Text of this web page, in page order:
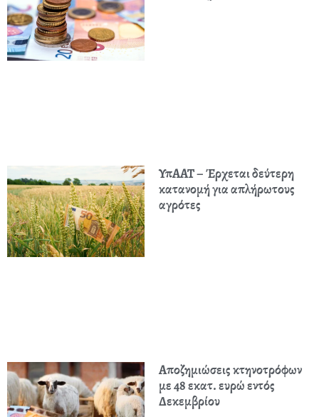
ΥπΑΑΤ – Έρχεται δεύτερη
κατανομή για απλήρωτους
αγρότες
Αποζημιώσεις κτηνοτρόφων
με 48 εκατ. ευρώ εντός
Δεκεμβρίου